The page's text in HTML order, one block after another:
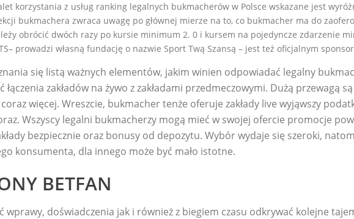
korzystania z usług ranking legalnych bukmacherów w Polsce wskazane jest
bukmachera zwraca uwagę po głównej mierze na to, co bukmacher ma do
obrócić dwóch razy po kursie minimum 2. 0 i kursem na pojedyncze zdarzenie
prowadzi własną fundację o nazwie Sport Twą Szansą – jest też oficjalnym
się listą ważnych elementów, jakim winien odpowiadać legalny
łączenia zakładów na żywo z zakładami przedmeczowymi. Dużą
więcej. Wreszcie, bukmacher tenże oferuje zakłady live wyjąwszy
Wszyscy legalni bukmacherzy mogą mieć w swojej ofercie promocje
bezpiecznie oraz bonusy od depozytu. Wybór wydaje się szeroki,
konsumenta, dla innego może być mało istotne.
BETFAN
doświadczenia jak i również z biegiem czasu odkrywać kolejne